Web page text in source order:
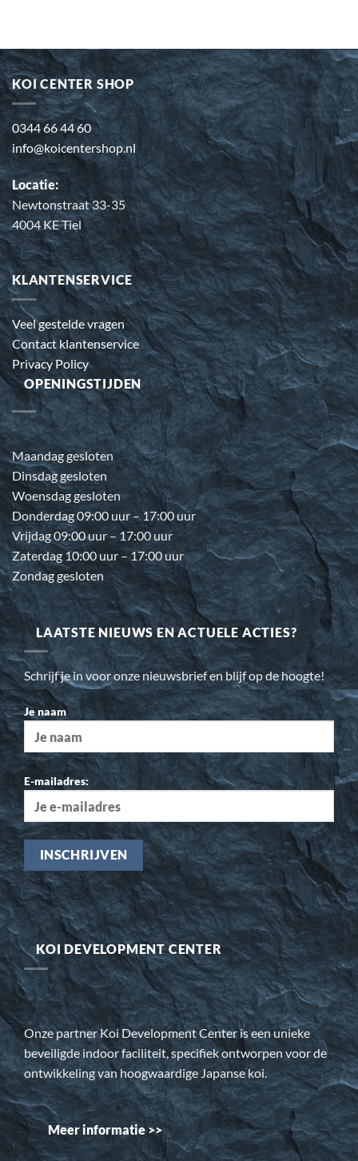
KOI CENTER SHOP
0344 66 44 60
info@koicentershop.nl
Locatie:
Newtonstraat 33-35
4004 KE Tiel
KLANTENSERVICE
Veel gestelde vragen
Contact klantenservice
Privacy Policy
OPENINGSTIJDEN
Maandag gesloten
Dinsdag gesloten
Woensdag gesloten
Donderdag 09:00 uur – 17:00 uur
Vrijdag 09:00 uur – 17:00 uur
Zaterdag 10:00 uur – 17:00 uur
Zondag gesloten
LAATSTE NIEUWS EN ACTUELE ACTIES?
Schrijf je in voor onze nieuwsbrief en blijf op de hoogte!
Je naam
E-mailadres:
KOI DEVELOPMENT CENTER
Onze partner Koi Development Center is een unieke
beveiligde indoor faciliteit, specifiek ontworpen voor de
ontwikkeling van hoogwaardige Japanse koi.
Meer informatie >>